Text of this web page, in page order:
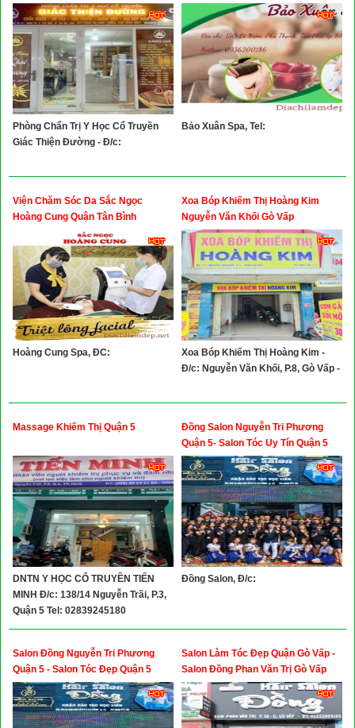
Phòng Chẩn Trị Y Học Cổ Truyền
Giác Thiện Đường - Đ/c:
Bảo Xuân Spa, Tel:
Viện Chăm Sóc Da Sắc Ngọc
Hoàng Cung Quận Tân Bình
Hoàng Cung Spa, ĐC:
Xoa Bóp Khiếm Thị Hoàng Kim
Nguyễn Văn Khối Gò Vấp
Xoa Bóp Khiếm Thị Hoàng Kim -
Đ/c: Nguyễn Văn Khối, P.8, Gò Vấp -
Massage Khiếm Thị Quận 5
DNTN Y HỌC CỔ TRUYỀN TIẾN
MINH Đ/c: 138/14 Nguyễn Trãi, P.3,
Quận 5 Tel: 02839245180
Đồng Salon Nguyễn Tri Phương
Quận 5- Salon Tóc Uy Tín Quận 5
Đồng Salon, Đ/c:
Salon Đồng Nguyễn Tri Phương
Quận 5 - Salon Tóc Đẹp Quận 5
Salon Làm Tóc Đẹp Quận Gò Vấp -
Salon Đồng Phan Văn Trị Gò Vấp